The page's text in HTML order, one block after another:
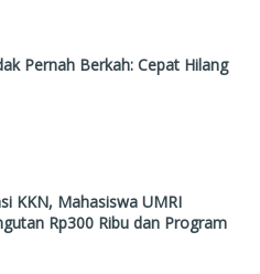
Pernah Berkah: Cepat Hilang
KKN, Mahasiswa UMRI
Rp300 Ribu dan Program